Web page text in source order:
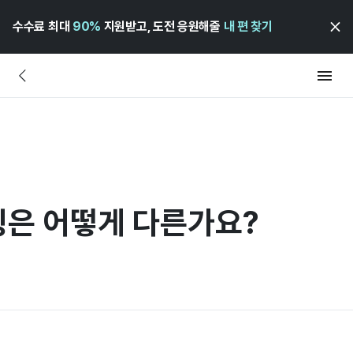
수수료 최대 90% 지원받고, 도전 응원해줄 내 편 찾기
어떻게 다른가요?